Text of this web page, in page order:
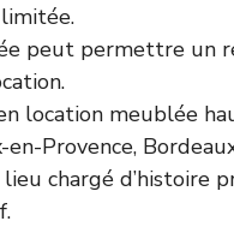
peut permettre un
location meublée
Provence,
chargé d’histoire